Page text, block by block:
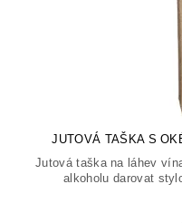
JUTOVÁ TAŠKA S
Jutová taška na láhev
alkoholu darovat